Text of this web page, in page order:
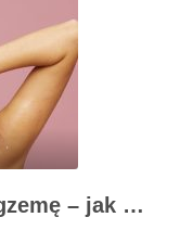
Szampon na łuszczycę i egzemę – jak świadomie dobierać produkty przy wrażliwej skórze głowy?